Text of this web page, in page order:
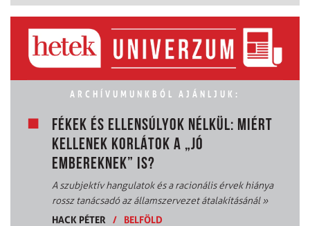
ARCHÍVUMUNKBÓL AJÁNLJUK:
FÉKEK ÉS ELLENSÚLYOK NÉLKÜL: MIÉRT
KELLENEK KORLÁTOK A „JÓ
EMBEREKNEK” IS?
A szubjektív hangulatok és a racionális érvek hiánya
rossz tanácsadó az államszervezet átalakításánál»
HACK PÉTER
/ BELFÖLD